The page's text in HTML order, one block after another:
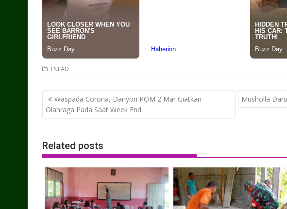
TNI AD
Post
navigation
Waspada Corona, Danyon POM 2 Mar Giatkan
Olahraga Pada Saat Week End
Musholla
Related posts